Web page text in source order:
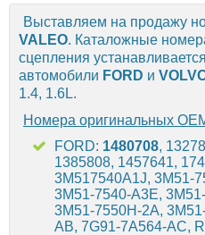
Выставляем на продажу
VALEO. Каталожные
сцепления
автомобили FORD и
1.4, 1.6L.
Номера оригинальных
FORD: 1480708,
1385808, 1457641,
3M517540A1J, 3M51-
3M51-7540-A3E,
3M51-7550H-2A,
AB, 7G91-7A564-AC,